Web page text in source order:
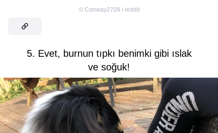
© Conway2709 / reddit
5. Evet, burnun tıpkı benimki gibi ıslak
ve soğuk!